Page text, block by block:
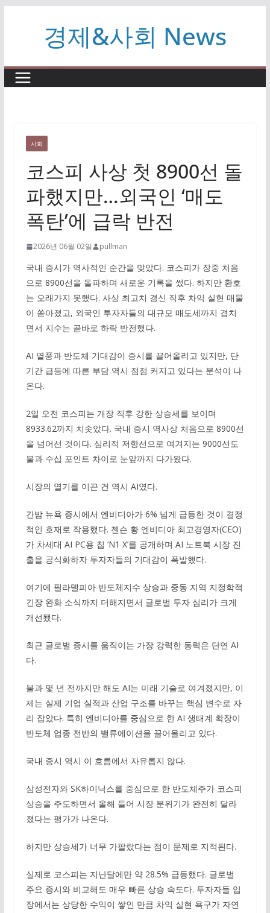
로
경제&사회 News
사회
코스피 사상 첫 8900선 돌
파했지만…외국인 ‘매도
폭탄’에 급락 반전
2026년 06월 02일 pullman
국내 증시가 역사적인 순간을 맞았다. 코스피가 장중 처음
으로 8900선을 돌파하며 새로운 기록을 썼다. 하지만 환호
는 오래가지 못했다. 사상 최고치 경신 직후 차익 실현 매물
이 쏟아졌고, 외국인 투자자들의 대규모 매도세까지 겹치
면서 지수는 곧바로 하락 반전했다.
AI 열풍과 반도체 기대감이 증시를 끌어올리고 있지만, 단
기간 급등에 따른 부담 역시 점점 커지고 있다는 분석이 나
온다.
2일 오전 코스피는 개장 직후 강한 상승세를 보이며
8933.62까지 치솟았다. 국내 증시 역사상 처음으로 8900선
을 넘어선 것이다. 심리적 저항선으로 여겨지는 9000선도
불과 수십 포인트 차이로 눈앞까지 다가왔다.
시장의 열기를 이끈 건 역시 AI였다.
간밤 뉴욕 증시에서 엔비디아가 6% 넘게 급등한 것이 결정
적인 호재로 작용했다. 젠슨 황 엔비디아 최고경영자(CEO)
가 차세대 AI PC용 칩 ‘N1 X’를 공개하며 AI 노트북 시장 진
출을 공식화하자 투자자들의 기대감이 폭발했다.
여기에 필라델피아 반도체지수 상승과 중동 지역 지정학적
긴장 완화 소식까지 더해지면서 글로벌 투자 심리가 크게
개선됐다.
최근 글로벌 증시를 움직이는 가장 강력한 동력은 단연 AI
다.
불과 몇 년 전까지만 해도 AI는 미래 기술로 여겨졌지만, 이
제는 실제 기업 실적과 산업 구조를 바꾸는 핵심 변수로 자
리 잡았다. 특히 엔비디아를 중심으로 한 AI 생태계 확장이
반도체 업종 전반의 밸류에이션을 끌어올리고 있다.
국내 증시 역시 이 흐름에서 자유롭지 않다.
삼성전자와 SK하이닉스를 중심으로 한 반도체주가 코스피
상승을 주도하면서 올해 들어 시장 분위기가 완전히 달라
졌다는 평가가 나온다.
하지만 상승세가 너무 가팔랐다는 점이 문제로 지적된다.
실제로 코스피는 지난달에만 약 28.5% 급등했다. 글로벌
주요 증시와 비교해도 매우 빠른 상승 속도다. 투자자들 입
장에서는 상당한 수익이 쌓인 만큼 차익 실현 욕구가 자연